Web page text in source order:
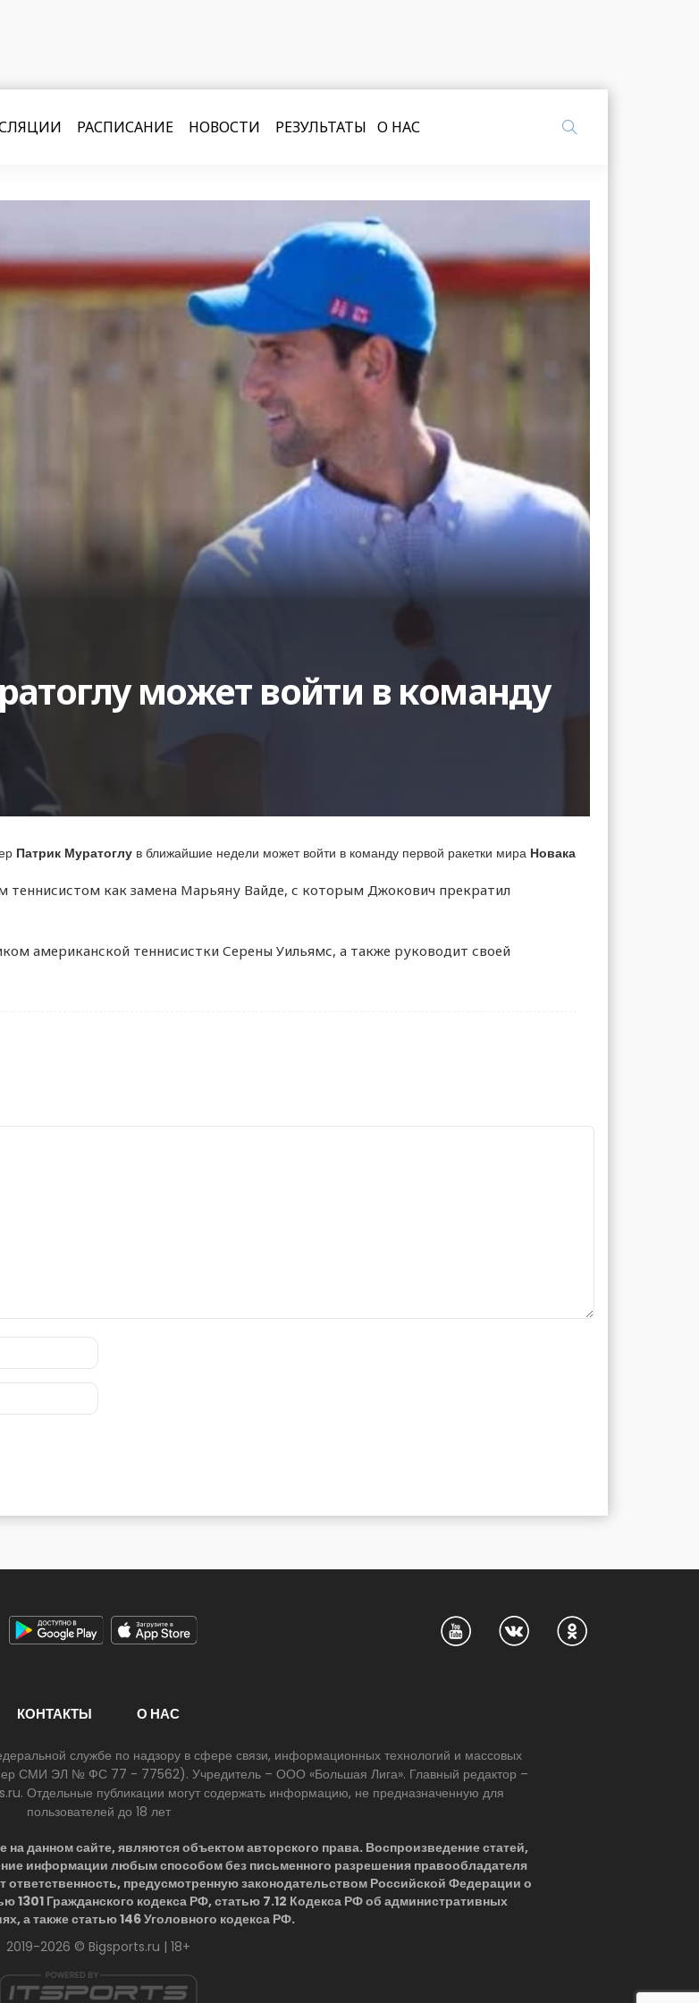
РАСПИСАНИЕ НОВОСТИ РЕЗУЛЬТАТЫ О НАС
может войти в команду
Патрик Муратоглу в ближайшие недели может войти в команду первой ракетки мира Новака
теннисистом как замена Марьяну Вайде, с которым Джокович прекратил
американской теннисистки Серены Уильямс, а также руководит своей
КОНТАКТЫ О НАС
службе по надзору в сфере связи, информационных технологий и массовых
СМИ ЭЛ № ФС 77 - 77562). Учредитель – ООО «Большая Лига». Главный редактор –
Отдельные публикации могут содержать информацию, не предназначенную для
пользователей до 18 лет
данном сайте, являются объектом авторского права. Воспроизведение статей,
информации любым способом без письменного разрешения правообладателя
предусмотренную законодательством Российской Федерации о
1301 Гражданского кодекса РФ, статью 7.12 Кодекса РФ об административных
а также статью 146 Уголовного кодекса РФ.
2019-2026 © Bigsports.ru | 18+